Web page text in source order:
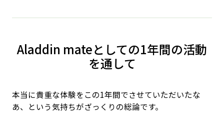
Aladdin mateとしての1年間の活動
を通して
本当に貴重な体験をこの1年間でさせていただいたな
あ、という気持ちがざっくりの総論です。